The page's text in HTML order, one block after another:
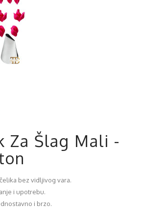
Za Šlag Mali -
bez vidljivog vara.
i upotrebu.
i brzo.